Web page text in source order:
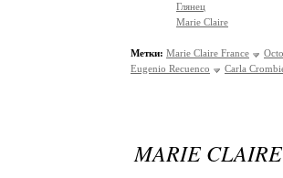
Глянец
Marie Claire
Метки: Marie Claire France
Eugenio Recuenco
Carla
MARIE